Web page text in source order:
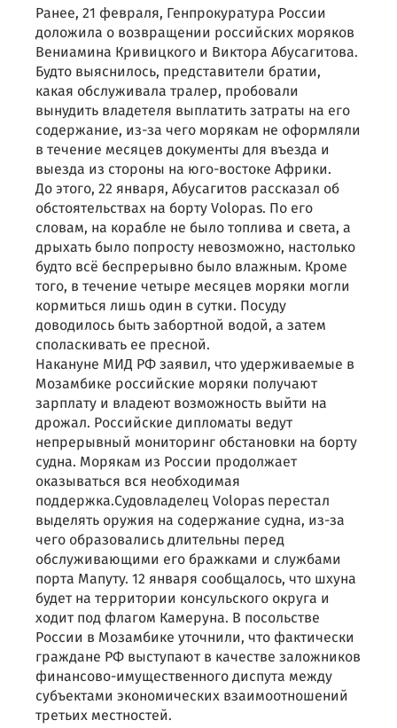
Ранее, 21 февраля, Генпрокуратура России
доложила о возвращении российских моряков
Вениамина Кривицкого и Виктора Абусагитова.
Будто выяснилось, представители братии,
какая обслуживала тралер, пробовали
вынудить владетеля выплатить затраты на его
содержание, из-за чего морякам не оформляли
в течение месяцев документы для въезда и
выезда из стороны на юго-востоке Африки.
До этого, 22 января, Абусагитов рассказал об
обстоятельствах на борту Volopas. По его
словам, на корабле не было топлива и света, а
дрыхать было попросту невозможно, настолько
будто всё беспрерывно было влажным. Кроме
того, в течение четыре месяцев моряки могли
кормиться лишь один в сутки. Посуду
доводилось быть забортной водой, а затем
споласкивать ее пресной.
Накануне МИД РФ заявил, что удерживаемые в
Мозамбике российские моряки получают
зарплату и владеют возможность выйти на
дрожал. Российские дипломаты ведут
непрерывный мониторинг обстановки на борту
судна. Морякам из России продолжает
оказываться вся необходимая
поддержка.Судовладелец Volopas перестал
выделять оружия на содержание судна, из-за
чего образовались длительны перед
обслуживающими его бражками и службами
порта Мапуту. 12 января сообщалось, что шхуна
будет на территории консульского округа и
ходит под флагом Камеруна. В посольстве
России в Мозамбике уточнили, что фактически
граждане РФ выступают в качестве заложников
финансово-имущественного диспута между
субъектами экономических взаимоотношений
третьих местностей.